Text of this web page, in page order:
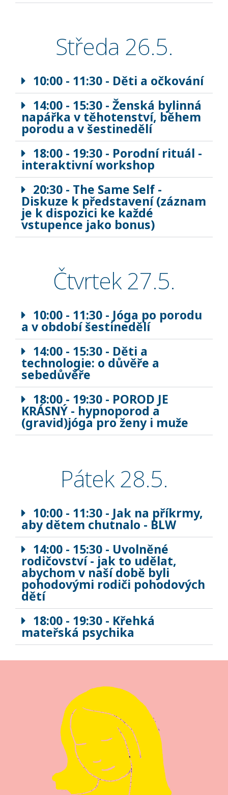
Středa 26.5.
10:00 - 11:30 - Děti a očkování
14:00 - 15:30 - Ženská bylinná
napářka v těhotenství, během
porodu a v šestinedělí
18:00 - 19:30 - Porodní rituál -
interaktivní workshop
20:30 - The Same Self -
Diskuze k představení (záznam
je k dispozici ke každé
vstupence jako bonus)
Čtvrtek 27.5.
10:00 - 11:30 - Jóga po porodu
a v období šestinedělí
14:00 - 15:30 - Děti a
technologie: o důvěře a
sebedůvěře
18:00 - 19:30 - POROD JE
KRÁSNÝ - hypnoporod a
(gravid)jóga pro ženy i muže
Pátek 28.5.
10:00 - 11:30 - Jak na příkrmy,
aby dětem chutnalo - BLW
14:00 - 15:30 - Uvolněné
rodičovství - jak to udělat,
abychom v naší době byli
pohodovými rodiči pohodových
dětí
18:00 - 19:30 - Křehká
mateřská psychika